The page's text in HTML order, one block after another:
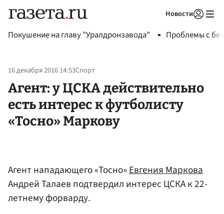
Новости
Покушение на главу "Уралдронзавода" Проблемы с
16 декабря 2016 14:53Спорт
Агент: у ЦСКА действительно
есть интерес к футболисту
«Тосно» Маркову
Агент нападающего «Тосно»Евгения Маркова
Андрей Талаев подтвердил интерес ЦСКА к 22-
летнему форварду.